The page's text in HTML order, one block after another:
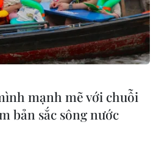
giao thông
ĐT161 ở Lào
mạnh mẽ với chuỗi
bản sắc sông nước